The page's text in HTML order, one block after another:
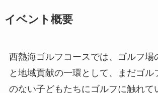
イベント概要
西熱海ゴルフコースでは、ゴルフ場
と地域貢献の一環として、まだゴル
のない子どもたちにゴルフに触れて